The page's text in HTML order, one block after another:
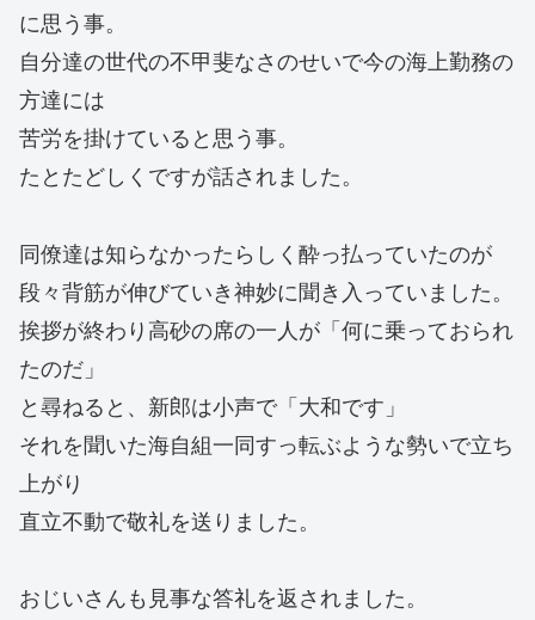
に思う事。
自分達の世代の不甲斐なさのせいで今の海上勤務の
方達には
苦労を掛けていると思う事。
たとたどしくですが話されました。
同僚達は知らなかったらしく酔っ払っていたのが
段々背筋が伸びていき神妙に聞き入っていました。
挨拶が終わり高砂の席の一人が「何に乗っておられ
たのだ」
と尋ねると、新郎は小声で「大和です」
それを聞いた海自組一同すっ転ぶような勢いで立ち
上がり
直立不動で敬礼を送りました。
おじいさんも見事な答礼を返されました。